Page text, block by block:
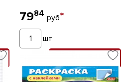
7984 руб*
шт